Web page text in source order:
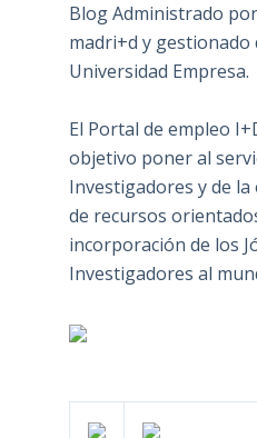
Blog Administrado
madri+d y gestionado
Universidad Empresa.
El Portal de empleo
objetivo poner al
Investigadores y de
de recursos
incorporación de los
Investigadores al